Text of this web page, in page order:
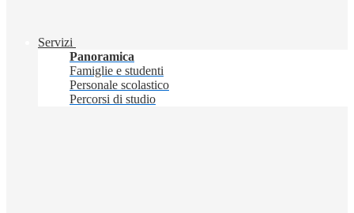
Servizi
Panoramica
Famiglie e studenti
Personale scolastico
Percorsi di studio